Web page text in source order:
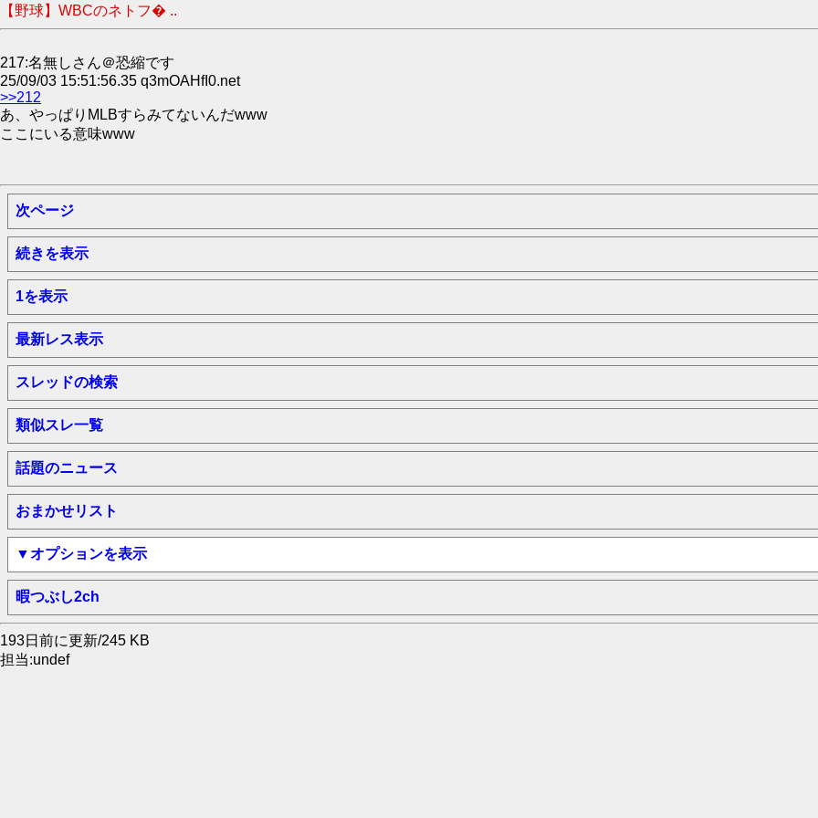
【野球】WBCのネトフ� ..
217:名無しさん＠恐縮です
25/09/03 15:51:56.35 q3mOAHfI0.net
>>212
あ、やっぱりMLBすらみてないんだwww
ここにいる意味www
次ページ
続きを表示
1を表示
最新レス表示
スレッドの検索
類似スレ一覧
話題のニュース
おまかせリスト
▼オプションを表示
暇つぶし2ch
193日前に更新/245 KB
担当:undef